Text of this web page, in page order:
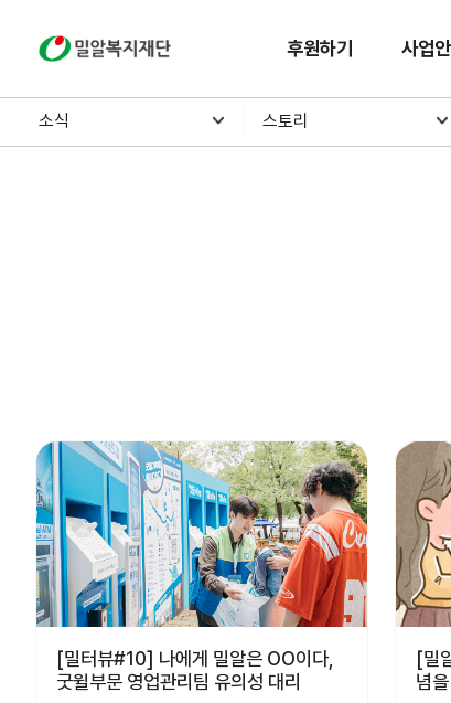
밀알복지재단 후원하기 사업
소식 스토리
[밀터뷰#10] 나에게 밀알은 OO이다,
굿윌부문 영업관리팀 유의성 대리
[밀
념